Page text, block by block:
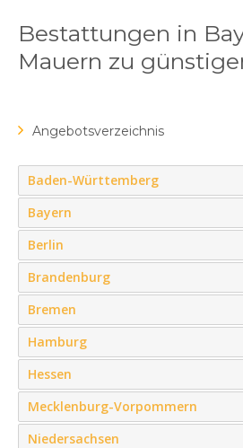
Bestattungen in
Mauern zu
Angebotsverzeichnis
Baden-Württemberg
Bayern
Berlin
Brandenburg
Bremen
Hamburg
Hessen
Mecklenburg-Vorpommern
Niedersachsen